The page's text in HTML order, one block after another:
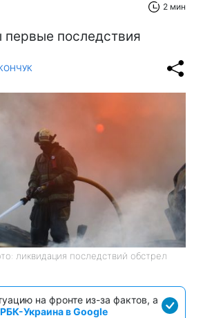
2 мин
последствия
ликвидация последствий обстрел
на фронте из-за фактов, а
РБК-Украина в Google